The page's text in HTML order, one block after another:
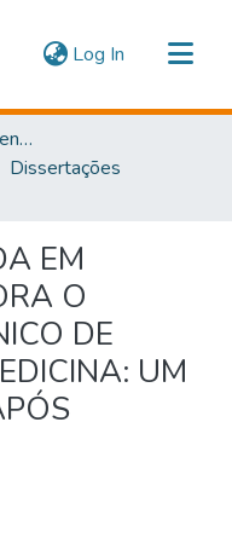
Log In (current)
Pós-Graduação Stricto Sensu
Dissertações
EM
O
DE
UM